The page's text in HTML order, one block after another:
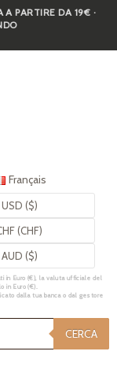
PARTIRE DA 19€ ·
Français
USD ($)
(CHF)
AUD ($)
in Euro (€), la valuta ufficiale del
in Euro (€).
dalla tua banca o dal gestore
CERCA